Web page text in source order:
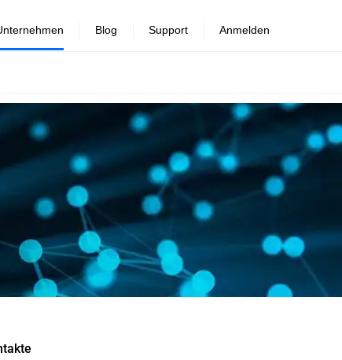
Blog Support Anmelden